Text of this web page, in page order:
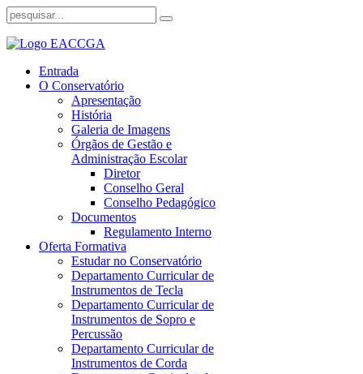
Entrada
O Conservatório
Apresentação
História
Galeria de Imagens
Órgãos de Gestão e
Administração Escolar
Diretor
Conselho Geral
Conselho Pedagógico
Documentos
Regulamento Interno
Oferta Formativa
Estudar no Conservatório
Departamento Curricular de
Instrumentos de Tecla
Departamento Curricular de
Instrumentos de Sopro e
Percussão
Departamento Curricular de
Instrumentos de Corda